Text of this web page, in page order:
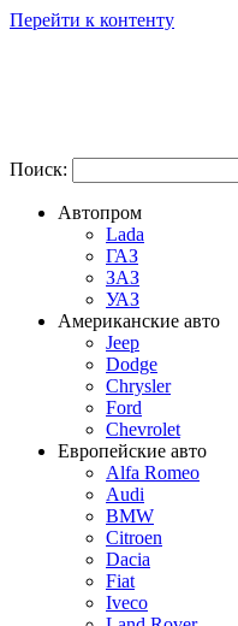
Перейти к контенту
Поиск:
Автопром
Lada
ГАЗ
ЗАЗ
УАЗ
Американские авто
Jeep
Dodge
Chrysler
Ford
Chevrolet
Европейские авто
Alfa Romeo
Audi
BMW
Citroen
Dacia
Fiat
Iveco